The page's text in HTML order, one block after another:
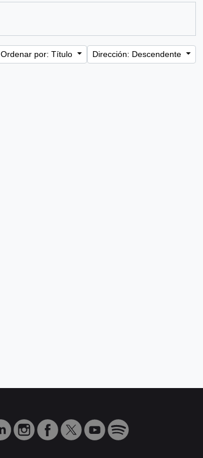
Ordenar por: Título Dirección: Descendente